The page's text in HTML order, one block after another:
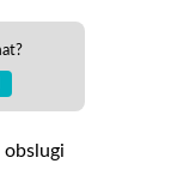
obslugi